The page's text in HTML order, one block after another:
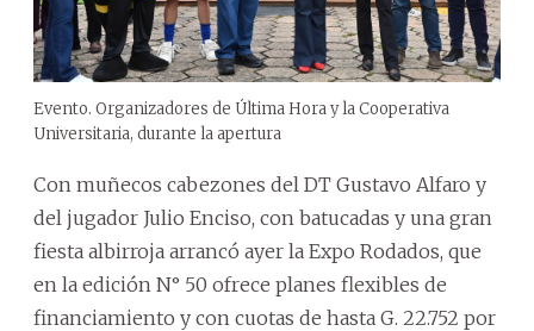
Evento. Organizadores de Última Hora y la Cooperativa
Universitaria, durante la apertura
Con muñecos cabezones del DT Gustavo Alfaro y
del jugador Julio Enciso, con batucadas y una gran
fiesta albirroja arrancó ayer la Expo Rodados, que
en la edición N° 50 ofrece planes flexibles de
financiamiento y con cuotas de hasta G. 22.752 por